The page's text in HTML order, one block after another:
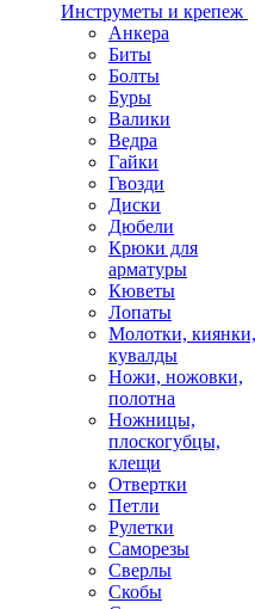
Инструметы и крепеж
Анкера
Биты
Болты
Буры
Валики
Ведра
Гайки
Гвозди
Диски
Дюбели
Крюки для
арматуры
Кюветы
Лопаты
Молотки, киянки,
кувалды
Ножи, ножовки,
полотна
Ножницы,
плоскогубцы,
клещи
Отвертки
Петли
Рулетки
Саморезы
Сверлы
Скобы